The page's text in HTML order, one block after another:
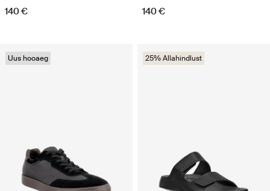
140 € 140 €
Uus hooaeg 25% Allahindlust